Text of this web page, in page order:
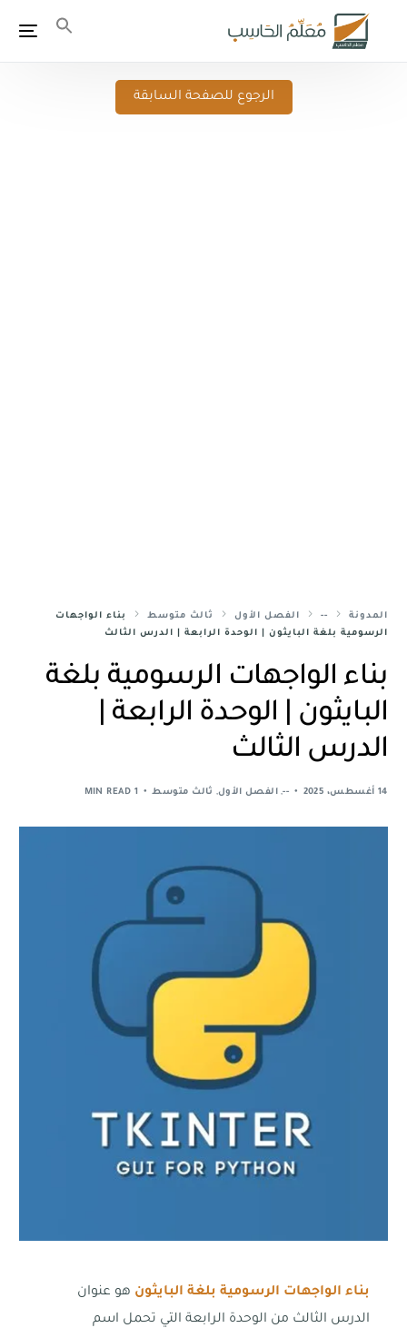
الرجوع للصفحة السابقة
المدونة -- الفصل الأول ثالث متوسط
بناء الواجهات
الرسومية بلغة البايثون | الوحدة الرابعة | الدرس الثالث
بناء الواجهات الرسومية بلغة
البايثون | الوحدة الرابعة |
الدرس الثالث
14 أغسطس، 2025 --
, الفصل الأول, ثالث متوسط 1 MIN READ
بناء الواجهات الرسومية بلغة البايثون هو عنوان
الدرس الثالث من الوحدة الرابعة التي تحمل اسم